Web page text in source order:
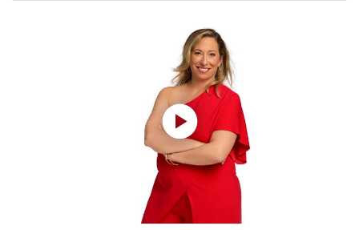
Reproducir sin modo automático